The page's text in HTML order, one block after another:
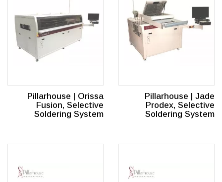
Pillarhouse | Jade
Prodex, Selective
Soldering System
Pillarhouse | Orissa
Fusion, Selective
Soldering System